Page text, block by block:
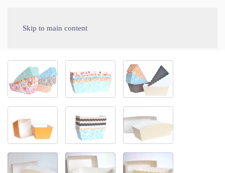
Skip to main content